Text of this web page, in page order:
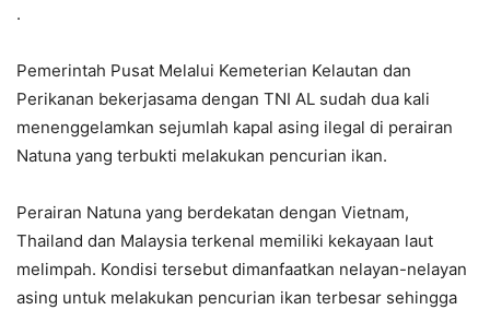
.
Pemerintah Pusat Melalui Kemeterian Kelautan dan
Perikanan bekerjasama dengan TNI AL sudah dua kali
menenggelamkan sejumlah kapal asing ilegal di perairan
Natuna yang terbukti melakukan pencurian ikan.
Perairan Natuna yang berdekatan dengan Vietnam,
Thailand dan Malaysia terkenal memiliki kekayaan laut
melimpah. Kondisi tersebut dimanfaatkan nelayan-nelayan
asing untuk melakukan pencurian ikan terbesar sehingga